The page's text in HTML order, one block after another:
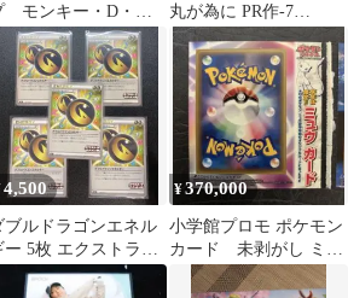
モンキー・D・ル
ィ プロモ ワンピース
開封 6枚
丸が為に PR作-7
NARUTOカードゲーム
2004年
4,500
ブルドラゴンエネル
ー 5枚 エクストラバ
ルの日
¥370,000
小学館プロモ ポケモン
カード 未剥がし ミュ
ウ 091/PCG-P 2005